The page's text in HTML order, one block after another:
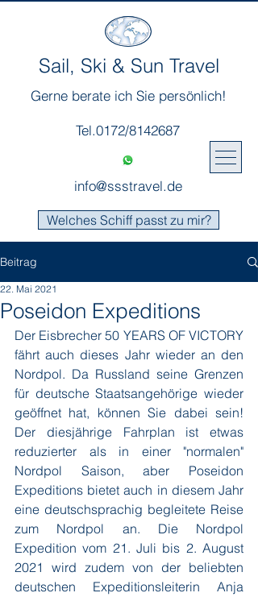
Sail, Ski & Sun Travel
Gerne berate ich Sie persönlich!
Tel.0172/8142687
info@ssstravel.de
Welches Schiff passt zu mir?
Beitrag
Poseidon Expeditions
22. Mai 2021
Der Eisbrecher 50 YEARS OF VICTORY
fährt auch dieses Jahr wieder an den
Nordpol. Da Russland seine Grenzen
für deutsche Staatsangehörige wieder
geöffnet hat, können Sie dabei sein!
Der diesjährige Fahrplan ist etwas
reduzierter als in einer "normalen"
Nordpol Saison, aber Poseidon
Expeditions bietet auch in diesem Jahr
eine deutschsprachig begleitete Reise
zum Nordpol an. Die Nordpol
Expedition vom 21. Juli bis 2. August
2021
wird zudem von der beliebten
deutschen Expeditionsleiterin Anja